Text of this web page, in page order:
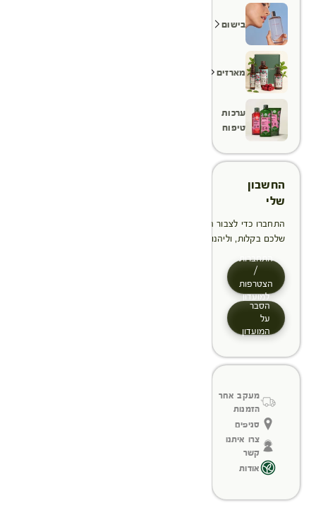
בישום
מארזים
ערכות
טיפוח
החשבון
שלי
התחברו כדי לצבור הטבות, לנהל ולעקוב אחר ההזמנות
שלכם בקלות, וליהנות מתהליך תשלום מהיר יותר
התחברות
/
הצטרפות
למועדון
הסבר
על
המועדון
מעקב אחר
הזמנות
סניפים
צרו איתנו
קשר
אודות